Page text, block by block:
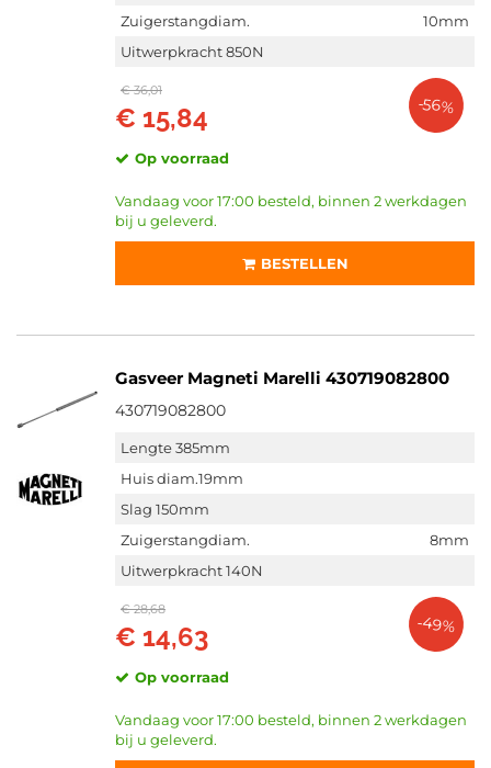
Zuigerstangdiam.
10mm
Uitwerpkracht 850N
€ 36,01
€ 15,84 -56%
Op voorraad
Vandaag voor 17:00 besteld, binnen 2 werkdagen
bij u geleverd.
BESTELLEN
Gasveer Magneti Marelli 430719082800
430719082800
Lengte 385mm
Huis diam.19mm
Slag 150mm
Zuigerstangdiam.
8mm
Uitwerpkracht 140N
€ 28,68
€ 14,63 -49%
Op voorraad
Vandaag voor 17:00 besteld, binnen 2 werkdagen
bij u geleverd.